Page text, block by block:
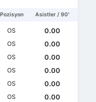
Pozisyon Asistler / 90'
OS
0.00
OS
0.00
OS
0.00
OS
0.00
OS
0.00
OS
0.00